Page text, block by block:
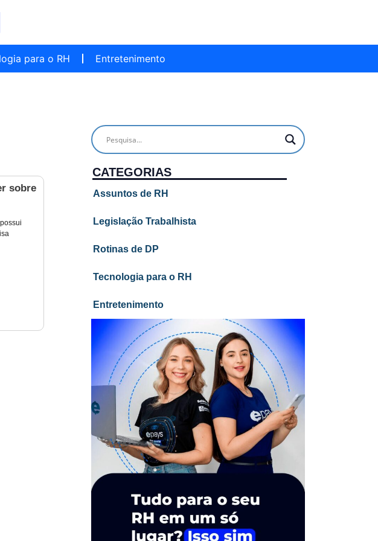
para o RH Entretenimento
sobre
CATEGORIAS
Assuntos de RH
Legislação Trabalhista
Rotinas de DP
Tecnologia para o RH
Entretenimento